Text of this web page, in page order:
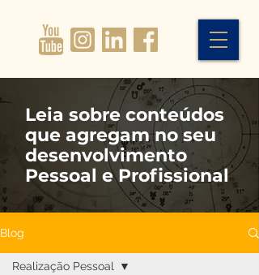
Leia sobre conteúdos
que agregam no seu
desenvolvimento
Pessoal e Profissional
Blog
Realização Pessoal